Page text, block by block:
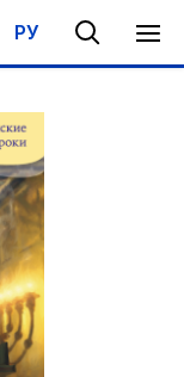
РУ
Evanghelia după Pavel: